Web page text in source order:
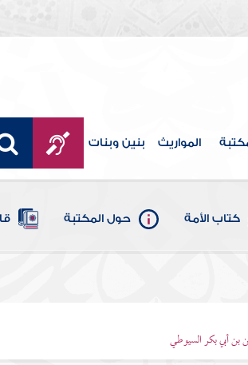
المواريث بنين وبنات
كتاب الأمة حول المكتبة
بن أبي بكر السيوطي